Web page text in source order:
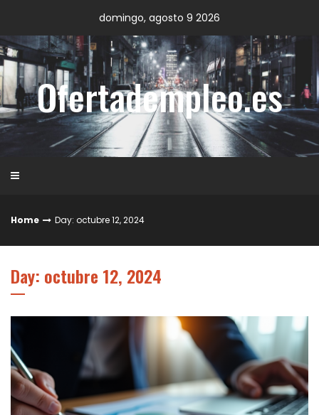
content
domingo, agosto 9 2026
Ofertadempleo.es
Home Day: octubre 12, 2024
Day: octubre 12, 2024